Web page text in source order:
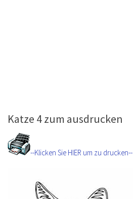
Katze 4 zum ausdrucken
--Klicken Sie HIER um zu drucken--